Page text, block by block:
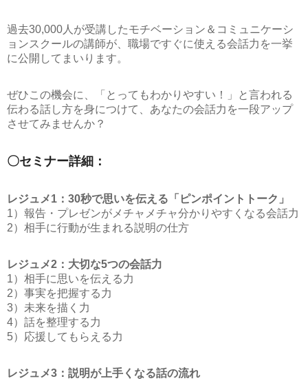
過去30,000人が受講したモチベーション＆コミュニケーシ
ョンスクールの講師が、職場ですぐに使える会話力を一挙
に公開してまいります。
ぜひこの機会に、「とってもわかりやすい！」と言われる
伝わる話し方を身につけて、あなたの会話力を一段アップ
させてみませんか？
〇セミナー詳細：
レジュメ1： 30秒で思いを伝える「ピンポイントトーク」
1）報告・プレゼンがメチャメチャ分かりやすくなる会話力
2）相手に行動が生まれる説明の仕方
レジュメ2：大切な5つの会話力
1）相手に思いを伝える力
2）事実を把握する力
3）未来を描く力
4）話を整理する力
5）応援してもらえる力
レジュメ3：説明が上手くなる話の流れ